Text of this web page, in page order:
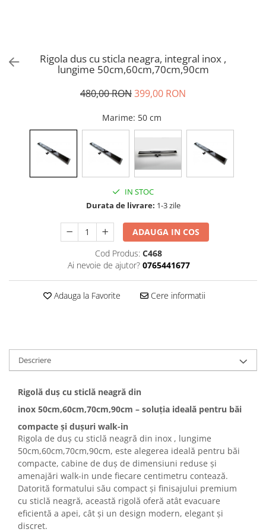
Rigola dus cu sticla neagra, integral inox ,
lungime 50cm,60cm,70cm,90cm
480,00 RON399,00 RON
Marime: 50 cm
IN STOC
Durata de livrare: 1-3 zile
ADAUGA IN COS
Cod Produs: C468
Ai nevoie de ajutor? 0765441677
Adauga la Favorite Cere informatii
Descriere
Rigolă duș cu sticlă neagră din
inox 50cm,60cm,70cm,90cm – soluția ideală pentru băi
compacte și dușuri walk-in
Rigola de duș cu sticlă neagră din inox , lungime
50cm,60cm,70cm,90cm, este alegerea ideală pentru băi
compacte, cabine de duș de dimensiuni reduse și
amenajări walk-in unde fiecare centimetru contează.
Datorită formatului său compact și finisajului premium
cu sticlă neagră, această rigolă oferă atât evacuare
eficientă a apei, cât și un design modern, elegant și
discret.